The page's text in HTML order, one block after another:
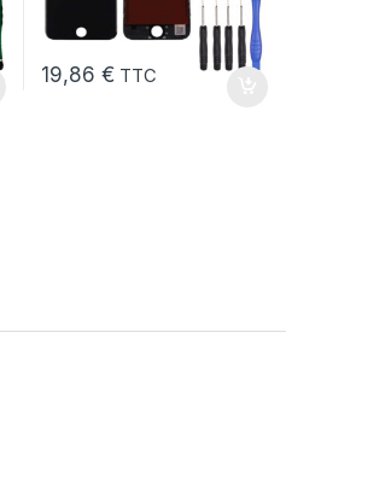
19,86 € TTC